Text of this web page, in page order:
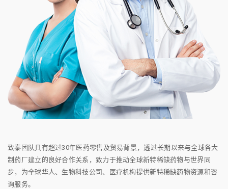
致泰团队具有超过30年医药零售及贸易背景，透过长期以来与全球各大
制药厂建立的良好合作关系，致力于推动全球新特稀缺药物与世界同
步，为全球华人、生物科技公司、医疗机构提供新特稀缺药物资源和咨
询服务。